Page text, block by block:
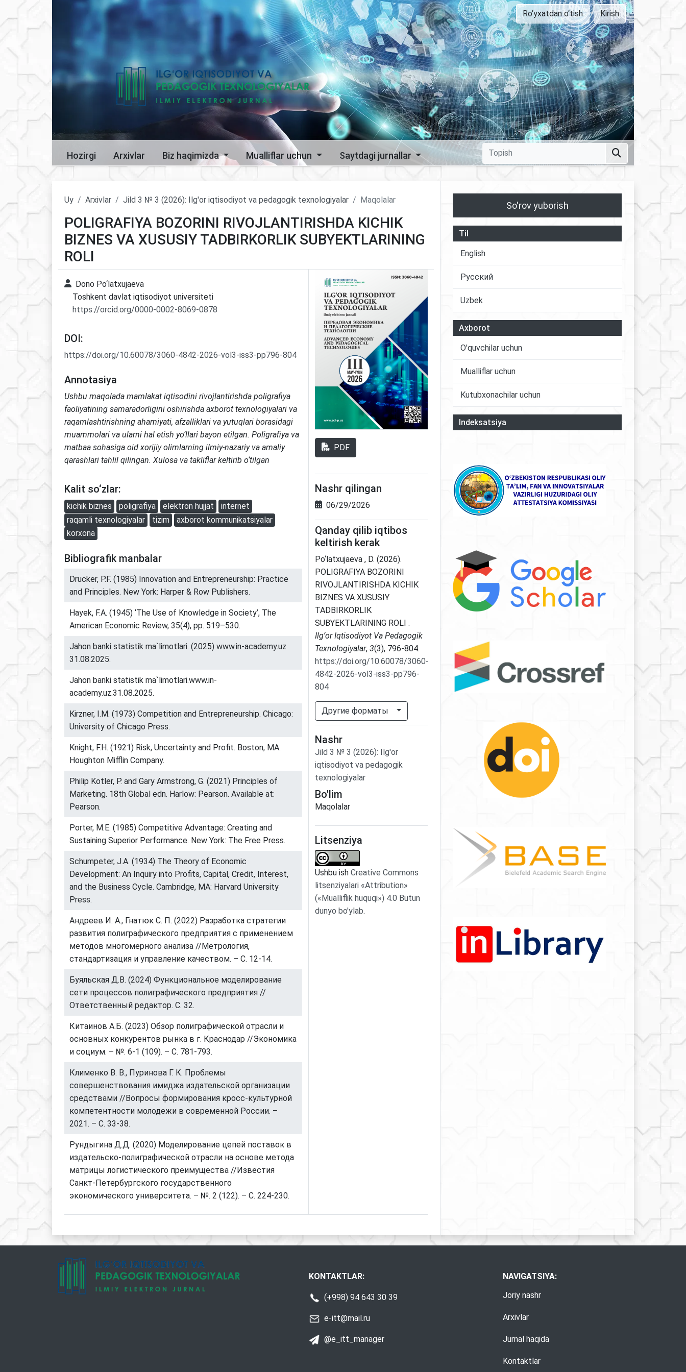
Ro‘yxatdan o‘tish Kirish
Hozirgi Arxivlar Biz haqimizda Mualliflar uchun Saytdagi jurnallar
Uy Arxivlar Jild 3 № 3 (2026): Ilg'or iqtisodiyot va pedagogik texnologiyalar Maqolalar
POLIGRAFIYA BOZORINI RIVOJLANTIRISHDA KICHIK
BIZNES VA XUSUSIY TADBIRKORLIK SUBYEKTLARINING
ROLI
Dono Po‘latxujaeva
Toshkent davlat iqtisodiyot universiteti
https://orcid.org/0000-0002-8069-0878
DOI:
https://doi.org/10.60078/3060-4842-2026-vol3-iss3-pp796-804
Annotasiya
Ushbu maqolada mamlakat iqtisodini rivojlantirishda poligrafiya
faoliyatining samaradorligini oshirishda axborot texnologiyalari va
raqamlashtirishning ahamiyati, afzalliklari va yutuqlari borasidagi
muammolari va ularni hal etish yo‘llari bayon etilgan. Poligrafiya va
matbaa sohasiga oid xorijiy olimlarning ilmiy-nazariy va amaliy
qarashlari tahlil qilingan. Xulosa va takliflar keltirib o‘tilgan
Kalit so‘zlar:
kichik biznes poligrafiya elektron hujjat
internet
raqamli texnologiyalar
tizim
axborot kommunikatsiyalar
korxona
Bibliografik manbalar
Drucker, P.F. (1985) Innovation and Entrepreneurship: Practice
and Principles. New York: Harper & Row Publishers.
Hayek, F.A. (1945) ‘The Use of Knowledge in Society’, The
American Economic Review, 35(4), pp. 519–530.
Jahon banki statistik ma`limotlari. (2025) www.in-academy.uz
31.08.2025.
Jahon banki statistik ma`limotlari.www.in-
academy.uz.31.08.2025.
Kirzner, I.M. (1973) Competition and Entrepreneurship. Chicago:
University of Chicago Press.
Knight, F.H. (1921) Risk, Uncertainty and Profit. Boston, MA:
Houghton Mifflin Company.
Philip Kotler, P. and Gary Armstrong, G. (2021) Principles of
Marketing. 18th Global edn. Harlow: Pearson. Available at:
Pearson.
Porter, M.E. (1985) Competitive Advantage: Creating and
Sustaining Superior Performance. New York: The Free Press.
Schumpeter, J.A. (1934) The Theory of Economic
Development: An Inquiry into Profits, Capital, Credit, Interest,
and the Business Cycle. Cambridge, MA: Harvard University
Press.
Андреев И. А., Гнатюк С. П. (2022) Разработка стратегии
развития полиграфического предприятия с применением
методов многомерного анализа //Метрология,
стандартизация и управление качеством. – С. 12-14.
Буяльская Д.В. (2024) Функциональное моделирование
сети процессов полиграфического предприятия //
Ответственный редактор. С. 32.
Китаинов А.Б. (2023) Обзор полиграфической отрасли и
основных конкурентов рынка в г. Краснодар //Экономика
и социум. – №. 6-1 (109). – С. 781-793.
Клименко В. В., Пуринова Г. К. Проблемы
совершенствования имиджа издательской организации
средствами //Вопросы формирования кросс-культурной
компетентности молодежи в современной России. –
2021. – С. 33-38.
Рундыгина Д.Д. (2020) Моделирование цепей поставок в
издательско-полиграфической отрасли на основе метода
матрицы логистического преимущества //Известия
Санкт-Петербургского государственного
экономического университета. – №. 2 (122). – С. 224-230.
PDF
Nashr qilingan
06/29/2026
Qanday qilib iqtibos
keltirish kerak
Po‘latxujaeva , D. (2026).
POLIGRAFIYA BOZORINI
RIVOJLANTIRISHDA KICHIK
BIZNES VA XUSUSIY
TADBIRKORLIK
SUBYEKTLARINING ROLI .
Ilgʻor Iqtisodiyot Va Pedagogik
Texnologiyalar, 3(3), 796-804.
https://doi.org/10.60078/3060-
4842-2026-vol3-iss3-pp796-
804
Другие форматы
Nashr
Jild 3 № 3 (2026): Ilg'or
iqtisodiyot va pedagogik
texnologiyalar
Bo'lim
Maqolalar
Litsenziya
Ushbu ish Creative Commons
litsenziyalari «Attribution»
(«Mualliflik huquqi») 4.0 Butun
dunyo bo'ylab.
So'rov yuborish
Til
English
Русский
Uzbek
Axborot
O'quvchilar uchun
Mualliflar uchun
Kutubxonachilar uchun
Indeksatsiya
KONTAKTLAR:
(+998) 94 643 30 39
e-itt@mail.ru
@e_itt_manager
NAVIGATSIYA:
Joriy nashr
Arxivlar
Jurnal haqida
Kontaktlar